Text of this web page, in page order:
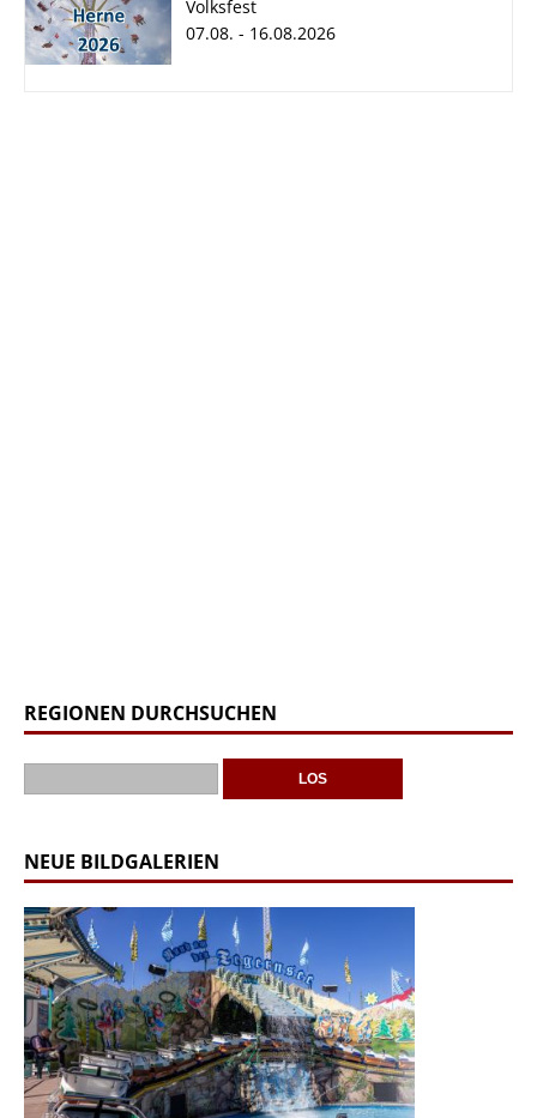
Volksfest
07.08. - 16.08.2026
REGIONEN DURCHSUCHEN
NEUE BILDGALERIEN